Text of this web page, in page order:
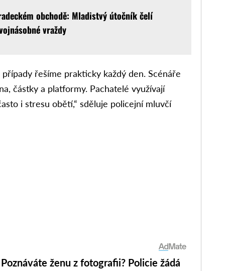
obchodě: Mladistvý útočník čelí
vraždy
řešíme prakticky každý den. Scénáře
částky a platformy. Pachatelé využívají
i stresu obětí,“ sděluje policejní mluvčí